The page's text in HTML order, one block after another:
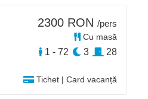
Tichet | Card vacanță
2300 RON /pers
Cu masă
1 - 72 3 28